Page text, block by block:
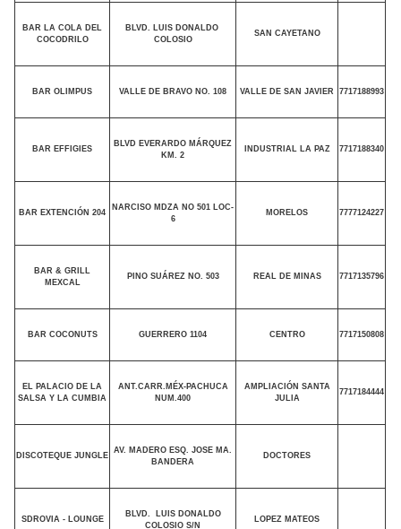
BAR LA COLA DEL
COCODRILO
BLVD. LUIS DONALDO
COLOSIO
SAN CAYETANO
BAR OLIMPUS VALLE DE BRAVO NO. 108 VALLE DE SAN JAVIER 7717188993
BAR EFFIGIES
BLVD EVERARDO MÁRQUEZ
KM. 2
INDUSTRIAL LA PAZ 7717188340
BAR EXTENCIÓN 204
NARCISO MDZA NO 501 LOC-
6
MORELOS 7777124227
BAR & GRILL
MEXCAL
PINO SUÁREZ NO. 503 REAL DE MINAS 7717135796
BAR COCONUTS GUERRERO 1104 CENTRO 7717150808
EL PALACIO DE LA
SALSA Y LA CUMBIA
ANT.CARR.MÉX-PACHUCA
NUM.400
AMPLIACIÓN SANTA
JULIA
7717184444
DISCOTEQUE JUNGLE
AV. MADERO ESQ. JOSE MA.
BANDERA
DOCTORES
SDROVIA - LOUNGE
BLVD.
LUIS DONALDO
COLOSIO S/N
LOPEZ MATEOS